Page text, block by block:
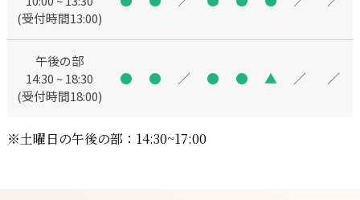
(受付時間13:00)
午後の部
14:30 ~ 18:30
(受付時間18:00)
● ● ／ ● ● ▲ ／ ／
※土曜日の午後の部：14:30~17:00